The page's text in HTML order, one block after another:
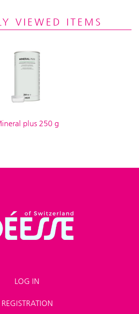
VIEWED ITEMS
plus 250 g
LOG IN
REGISTRATION